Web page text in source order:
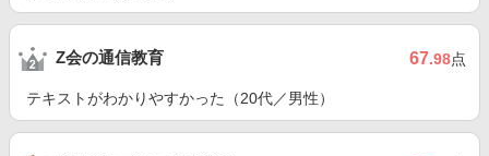
Z会の通信教育 67.98点
テキストがわかりやすかった（20代／男性）